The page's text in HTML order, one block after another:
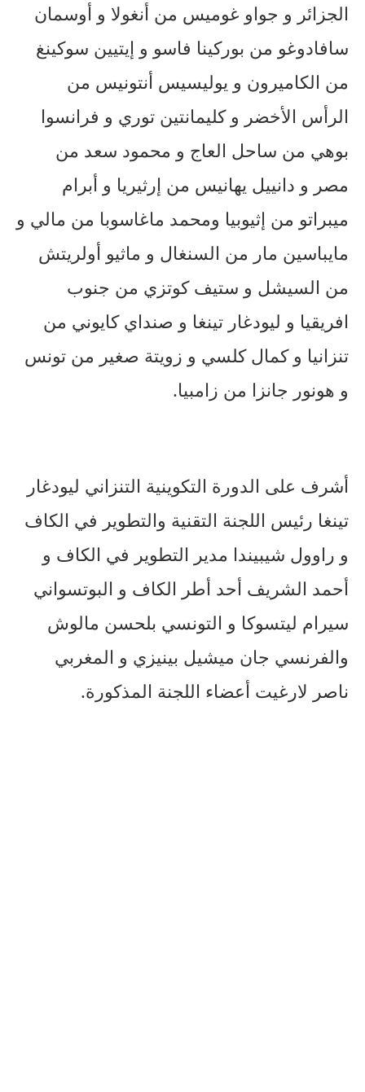
الجزائر و جواو غوميس من أنغولا و أوسمان
سافادوغو من بوركينا فاسو و إيتيين سوكينغ
من الكاميرون و يوليسيس أنتونيس من
الرأس الأخضر و كليمانتين توري و فرانسوا
بوهي من ساحل العاج و محمود سعد من
مصر و دانييل يهانيس من إرثيريا و أبرام
ميبراتو من إثيوبيا ومحمد ماغاسوبا من مالي و
مايباسين مار من السنغال و ماثيو أولريتش
من السيشل و ستيف كوتزي من جنوب
افريقيا و ليودغار تينغا و صنداي كايوني من
تنزانيا و كمال كلسي و زويتة صغير من تونس
و هونور جانزا من زامبيا.
أشرف على الدورة التكوينية التنزاني ليودغار
تينغا رئيس اللجنة التقنية والتطوير في الكاف
و راوول شيبيندا مدير التطوير في الكاف و
أحمد الشريف أحد أطر الكاف و البوتسواني
سيرام ليتسوكا و التونسي بلحسن مالوش
والفرنسي جان ميشيل بينيزي و المغربي
ناصر لارغيت أعضاء اللجنة المذكورة.